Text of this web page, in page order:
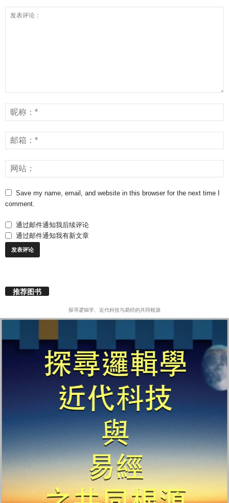
Save my name, email, and website in this browser for the next time I
comment.
通过邮件通知我后续评论
通过邮件通知我有新文章
推荐图书
探寻逻辑学、近代科技与易经的共同根源